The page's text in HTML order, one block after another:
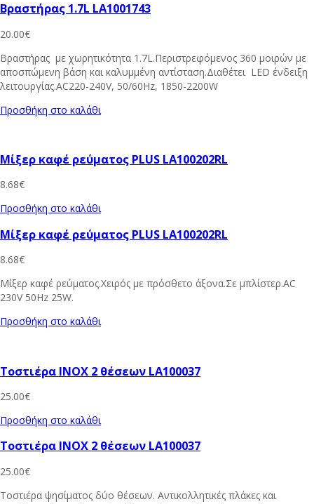
Βραστήρας 1.7L LA1001743
20.00€
Βραστήρας με χωρητικότητα 1.7L.Περιστρεφόμενος 360 μοιρών με
αποσπώμενη βάση και καλυμμένη αντίσταση.Διαθέτει LED ένδειξη
λειτουργίας.AC220-240V, 50/60Hz, 1850-2200W
Προσθήκη στο καλάθι
Μίξερ καφέ ρεύματος PLUS LA100202RL
8.68€
Προσθήκη στο καλάθι
Μίξερ καφέ ρεύματος PLUS LA100202RL
8.68€
Μίξερ καφέ ρεύματος.Χειρός με πρόσθετο άξονα.Σε μπλίστερ.AC
230V 50Hz 25W.
Προσθήκη στο καλάθι
Τοστιέρα ΙNOX 2 θέσεων LA100037
25.00€
Προσθήκη στο καλάθι
Τοστιέρα ΙNOX 2 θέσεων LA100037
25.00€
Τοστιέρα ψησίματος δύο θέσεων. Αντικολλητικές πλάκες και